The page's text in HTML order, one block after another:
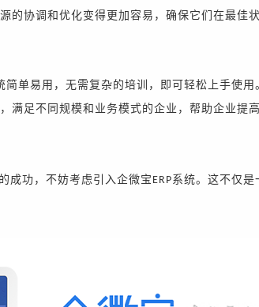
的协调和优化变得更加容易，确保它们在最佳
简单易用，无需复杂的培训，即可轻松上手使用
满足不同规模和业务模式的企业， 帮助企业提
成功，不妨考虑引入企微宝 ERP系统。这不仅是